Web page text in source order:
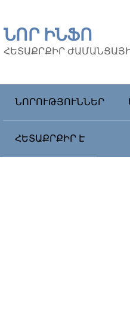
ՆՈՐ ԻՆՖՈ
ՀԵՏԱՔՐՔԻՐ
ՆՈՐՈՒԹՅՈՒՆՆԵՐ
ՀԵՏԱՔՐՔԻՐ Է